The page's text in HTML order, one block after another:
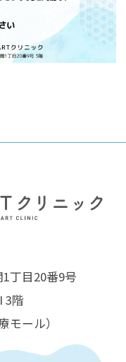
丁目20番9号
3階
モール）